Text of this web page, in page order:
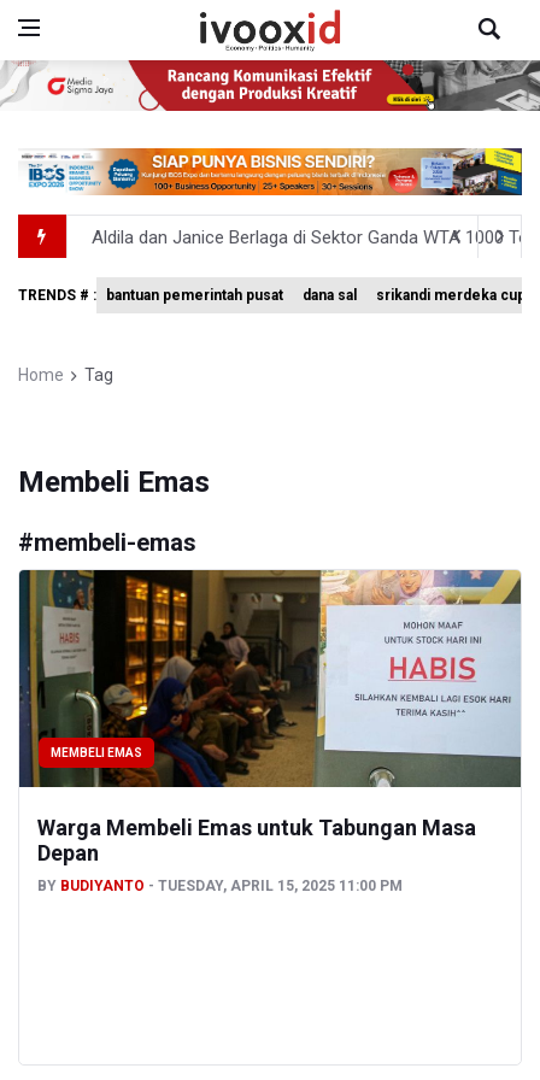
Aldila dan Janice Berlaga di Sektor Ganda WTA 1000
Ramai di Media Sosial Soal Rehat Waktu 48 Jam
Pramono Kembalikan Nama Stasiun LRT Pegangsaan 2
TRENDS # : bantuan pemerintah pusat dana sal srikandi merdeka cup
Home Tag
Membeli Emas
#membeli-emas
MEMBELI EMAS
Warga Membeli Emas untuk Tabungan Masa
Depan
BY BUDIYANTO TUESDAY, APRIL 15, 2025 11:00 PM